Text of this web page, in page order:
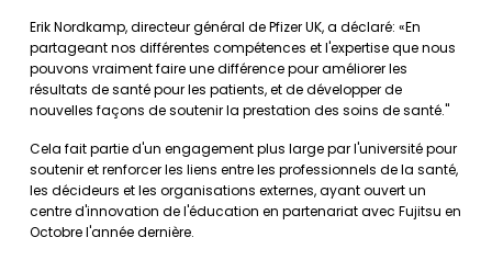
Erik Nordkamp, ​​directeur général de Pfizer UK, a déclaré: «En
partageant nos différentes compétences et l'expertise que nous
pouvons vraiment faire une différence pour améliorer les
résultats de santé pour les patients, et de développer de
nouvelles façons de soutenir la prestation des soins de santé."
Cela fait partie d'un engagement plus large par l'université pour
soutenir et renforcer les liens entre les professionnels de la santé,
les décideurs et les organisations externes, ayant ouvert un
centre d'innovation de l'éducation en partenariat avec Fujitsu en
Octobre l'année dernière.